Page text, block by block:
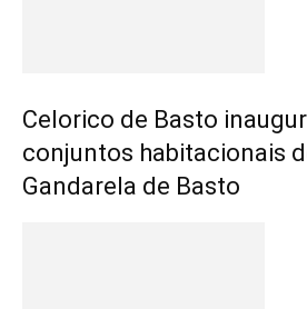
Celorico de Basto
conjuntos habitacionais
Gandarela de Basto